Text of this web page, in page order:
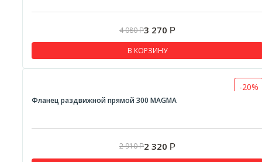
4 080Р3 270 Р
В КОРЗИНУ
-20%
Фланец раздвижной прямой 300 MAGMA
2 910Р2 320 Р